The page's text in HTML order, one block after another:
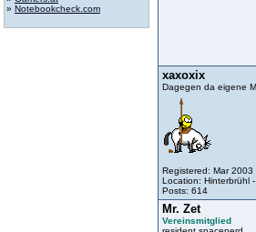
xaxoxix
Dagegen da eigene
Registered: Mar 2003
Location: Hinterbrühl -
Posts: 614
Mr. Zet
Vereinsmitglied
» Notebookcheck.com